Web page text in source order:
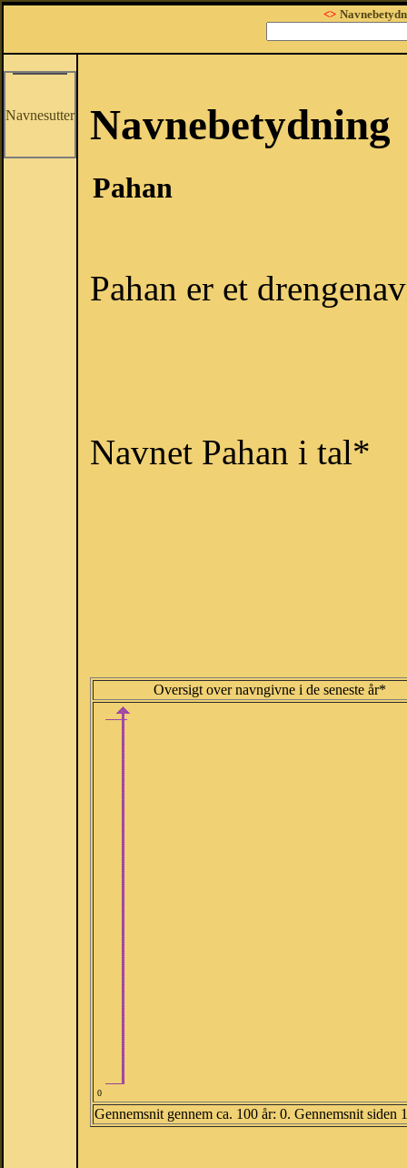
<>
Navnesutter Navnebetydning
Pahan
Pahan er et
Navnet Pahan i tal*
Oversigt over navngivne i de seneste år*
0
Gennemsnit gennem ca. 100 år: 0. Gennemsnit siden